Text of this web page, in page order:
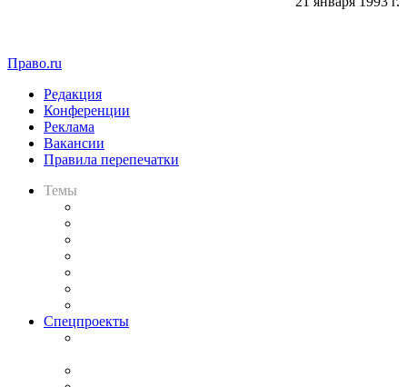
Право.ru
Редакция
Конференции
Реклама
Вакансии
Правила перепечатки
Темы
Спецпроекты